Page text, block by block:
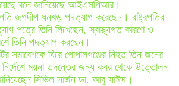
বলে জানিয়েছে আইএসপিআর।
জগদীপ ধনখড় পদত্যাগ করেছেন। রাষ্ট্রপতির
পত্রে তিনি লিখেছেন, স্বাস্থ্যগত কারণে ও
তিনি পদত্যাগ করছেন।
সমাবেশকে ঘিরে গোপালগঞ্জের নিহত তিন জনের
ময়না তদন্তের জন্য কবর থেকে উত্তোলন
সিভিল সার্জন ডা. আবু সাঈদ।